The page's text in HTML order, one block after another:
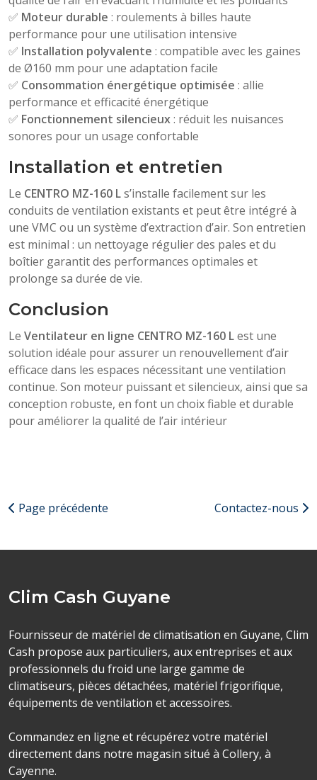
✅ Moteur durable : roulements à billes haute
performance pour une utilisation intensive
✅ Installation polyvalente : compatible avec les gaines
de Ø160 mm pour une adaptation facile
✅ Consommation énergétique optimisée : allie
performance et efficacité énergétique
✅ Fonctionnement silencieux: réduit les nuisances
sonores pour un usage confortable
Installation et entretien
Le CENTRO MZ-160 Ls’installe facilement sur les
conduits de ventilation existants et peut être intégré à
une VMC ou un système d’extraction d’air. Son entretien
est minimal : un nettoyage régulier des pales et du
boîtier garantit des performances optimales et
prolonge sa durée de vie.
Conclusion
Le Ventilateur en ligne CENTRO MZ-160 Lest une
solution idéale pour assurer un renouvellement d’air
efficace dans les espaces nécessitant une ventilation
continue. Son moteur puissant et silencieux, ainsi que sa
conception robuste, en font un choix fiable et durable
pour améliorer la qualité de l’air intérieur
Page précédente Contactez-nous
Clim Cash Guyane
Fournisseur de matériel de climatisation en Guyane, Clim
Cash propose aux particuliers, aux entreprises et aux
professionnels du froid une large gamme de
climatiseurs, pièces détachées, matériel frigorifique,
équipements de ventilation et accessoires.
Commandez en ligne et récupérez votre matériel
directement dans notre magasin situé à Collery, à
Cayenne.